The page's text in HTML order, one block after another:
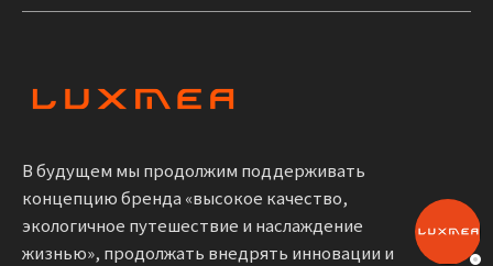
В будущем мы продолжим поддерживать
концепцию бренда «высокое качество,
экологичное путешествие и наслаждение
жизнью», продолжать внедрять инновации и